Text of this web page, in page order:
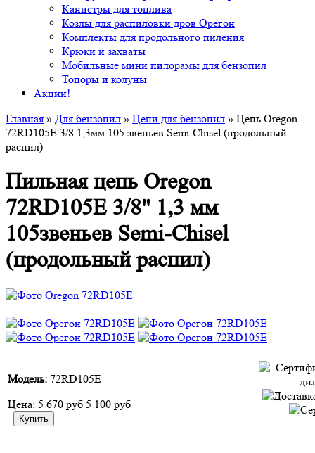
Канистры для топлива
Козлы для распиловки дров Орегон
Комплекты для продольного пиления
Крюки и захваты
Мобильные мини пилорамы для бензопил
Топоры и колуны
Акции!
Главная » Для бензопил » Цепи для бензопил » Цепь Oregon
72RD105E 3/8 1,3мм 105 звеньев Semi-Chisel (продольный
распил)
Пильная цепь Oregon
72RD105E 3/8" 1,3 мм
105звеньев Semi-Chisel
(продольный распил)
Модель: 72RD105E
Цена: 5 670 руб 5 100 руб